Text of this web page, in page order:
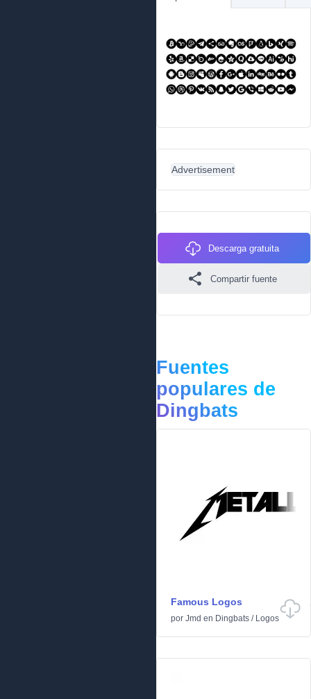
Advertisement
Descarga gratuita
Compartir fuente
Fuentes
populares de
Dingbats
Famous Logos
por Jmd en Dingbats / Logos